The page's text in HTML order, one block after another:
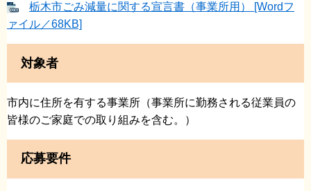
栃木市ごみ減量に関する宣言書（事業所用） [Wordフ
ァイル／68KB]
対象者
市内に住所を有する事業所（事業所に勤務される従業員の
皆様のご家庭での取り組みを含む。）
応募要件